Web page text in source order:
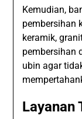
Kemudian,
pembersihan
keramik,
pembersihan
ubin agar
Layanan